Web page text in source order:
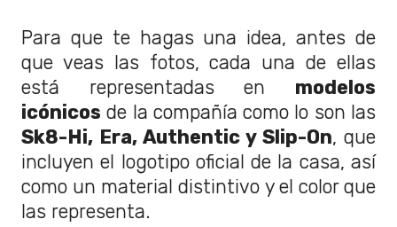
Para que te hagas una idea, antes de
que veas las fotos, cada una de ellas
está representadas en modelos
icónicos de la compañía como lo son las
Sk8-Hi, Era, Authentic y Slip-On, que
incluyen el logotipo oficial de la casa, así
como un material distintivo y el color que
las representa.